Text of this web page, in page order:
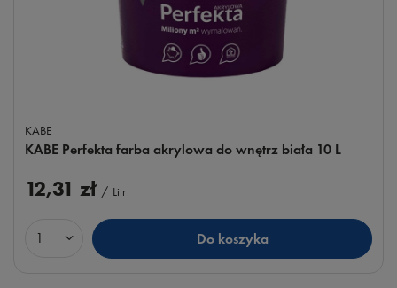
KABE
KABE Perfekta farba akrylowa do wnętrz biała 10 L
12,31 zł / Litr
Ilość produktów Do koszyka